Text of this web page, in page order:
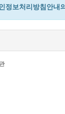
정보처리방침안내